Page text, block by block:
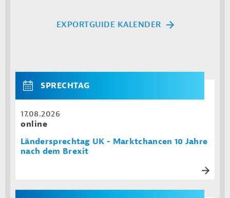
EXPORTGUIDE KALENDER
SPRECHTAG
17.08.2026
online
Ländersprechtag UK - Marktchancen 10 Jahre
nach dem Brexit